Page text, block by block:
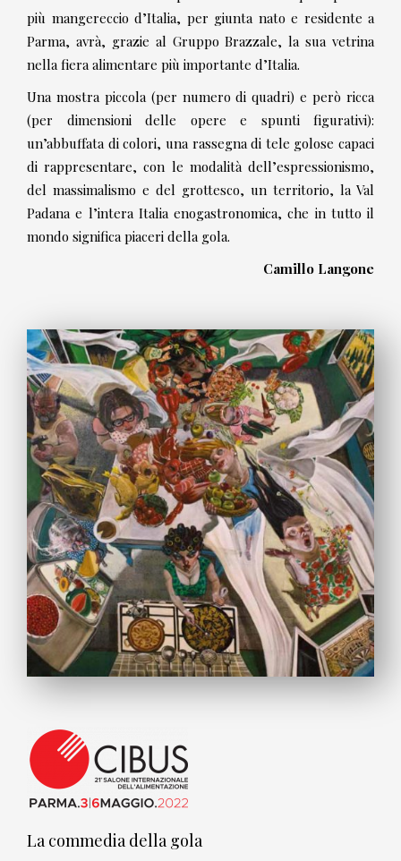
più mangereccio d’Italia, per giunta nato e residente a
Parma, avrà, grazie al Gruppo Brazzale, la sua vetrina
nella fiera alimentare più importante d’Italia.
Una mostra piccola (per numero di quadri) e però ricca
(per dimensioni delle opere e spunti figurativi):
un’abbuffata di colori, una rassegna di tele golose capaci
di rappresentare, con le modalità dell’espressionismo,
del massimalismo e del grottesco, un territorio, la Val
Padana e l’intera Italia enogastronomica, che in tutto il
mondo significa piaceri della gola.
Camillo Langone
La commedia della gola